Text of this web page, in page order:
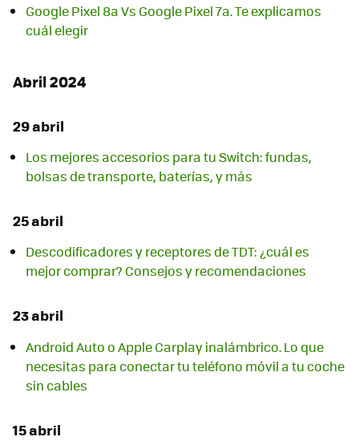
Google Pixel 8a Vs Google Pixel 7a. Te explicamos
cuál elegir
Abril 2024
29 abril
Los mejores accesorios para tu Switch: fundas,
bolsas de transporte, baterías, y más
25 abril
Descodificadores y receptores de TDT: ¿cuál es
mejor comprar? Consejos y recomendaciones
23 abril
Android Auto o Apple Carplay inalámbrico. Lo que
necesitas para conectar tu teléfono móvil a tu coche
sin cables
15 abril